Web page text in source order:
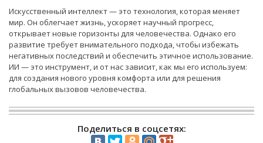
Искусственный интеллект — это технология, которая меняет
мир. Он облегчает жизнь, ускоряет научный прогресс,
открывает новые горизонты для человечества. Однако его
развитие требует внимательного подхода, чтобы избежать
негативных последствий и обеспечить этичное использование.
ИИ — это инструмент, и от нас зависит, как мы его используем:
для создания нового уровня комфорта или для решения
глобальных вызовов человечества.
Поделиться в соцсетях: